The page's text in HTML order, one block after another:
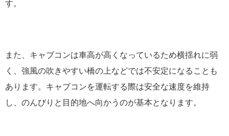
す。
また、キャブコンは車高が高くなっているため横揺れに弱
く、強風の吹きやすい橋の上などでは不安定になることも
あります。キャブコンを運転する際は安全な速度を維持
し、のんびりと目的地へ向かうのが基本となります。